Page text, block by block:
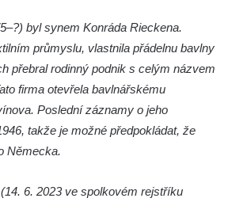
náměstí v
náměstí v
Heinricha Pfeifera)
byl synem Konráda Rieckena.
průmyslu, vlastnila přádelnu bavlny
přebral rodinný podnik s celým názvem
firma otevřela bavlnářskému
Poslední záznamy o jeho
takže je možné předpokládat, že
Německa.
6. 2023 ve spolkovém rejstříku